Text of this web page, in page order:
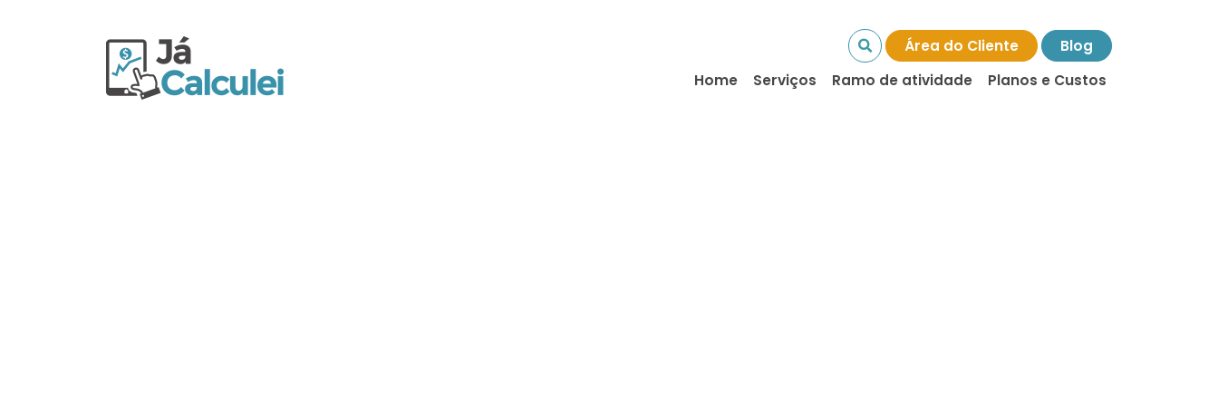
Área do Cliente
Blog
Home
Serviços Ramo de atividade Planos e Custos